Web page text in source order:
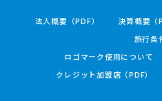
法人概要（PDF） 決算概要（
旅行条
ロゴマーク使用について
クレジット加盟店（PDF）